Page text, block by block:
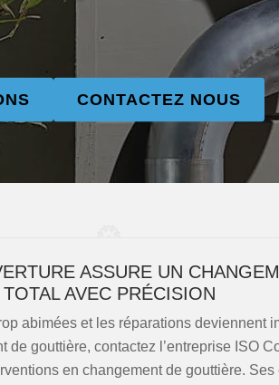
CONTACTEZ NOUS
ASSURE UN
AVEC PRÉCISION
abimées et les réparations deviennent
de gouttière, contactez l’entreprise ISO
en changement de gouttière.